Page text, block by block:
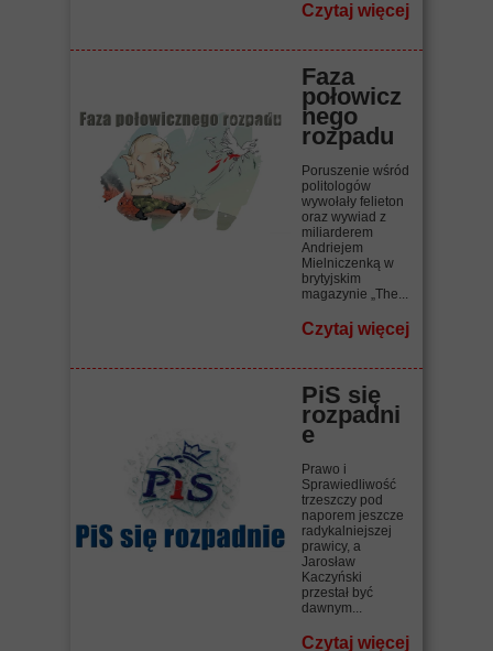
Czytaj więcej
Faza
połowicz
nego
rozpadu
Poruszenie wśród
politologów
wywołały felieton
oraz wywiad z
miliarderem
Andriejem
Mielniczenką w
brytyjskim
magazynie „The...
Czytaj więcej
PiS się
rozpadni
e
Prawo i
Sprawiedliwość
trzeszczy pod
naporem jeszcze
radykalniejszej
prawicy, a
Jarosław
Kaczyński
przestał być
dawnym...
Czytaj więcej